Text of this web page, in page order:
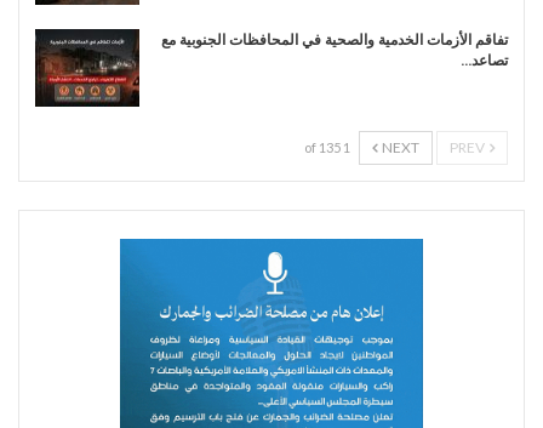
تفاقم الأزمات الخدمية والصحية في المحافظات الجنوبية مع
تصاعد…
NEXT
1 of 135